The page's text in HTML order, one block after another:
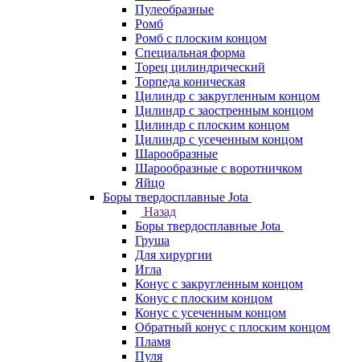
Пулеобразные
Ромб
Ромб с плоским концом
Специальная форма
Торец цилиндрический
Торпеда коническая
Цилиндр с закругленным концом
Цилиндр с заостренным концом
Цилиндр с плоским концом
Цилиндр с усеченным концом
Шарообразные
Шарообразные с воротничком
Яйцо
Боры твердосплавные Jota
Назад
Боры твердосплавные Jota
Груша
Для хирургии
Игла
Конус с закругленным концом
Конус с плоским концом
Конус с усеченным концом
Обратный конус с плоским концом
Пламя
Пуля